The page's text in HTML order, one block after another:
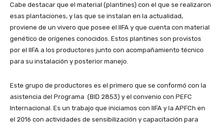
Cabe destacar que el material (plantines) con el que se realizaron
esas plantaciones, y las que se instalan en la actualidad,
proviene de un vivero que posee el IIFA y que cuenta con material
genético de orígenes conocidos. Estos plantines son provistos
por el IIFA a los productores junto con acompañamiento técnico
para su instalación y posterior manejo.
Este grupo de productores es el primero que se conformó con la
asistencia del Programa (BID 2853) y el convenio con PEFC
Internacional. Es un trabajo que iniciamos con IIFA y la APFCh en
el 2016 con actividades de sensibilización y capacitación para